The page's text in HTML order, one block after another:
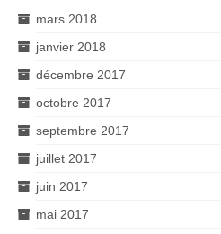
mars 2018
janvier 2018
décembre 2017
octobre 2017
septembre 2017
juillet 2017
juin 2017
mai 2017